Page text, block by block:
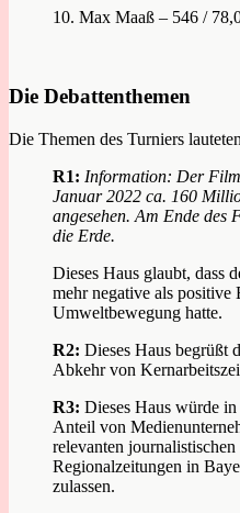
10. Max Maaß – 546 /
Die Debattenthemen
Die Themen des Turniers
R1: Information: Der
Januar 2022 ca. 160
angesehen. Am Ende des
die Erde.
Dieses Haus glaubt, dass
mehr negative als positive
Umweltbewegung hatte.
R2: Dieses Haus begrüßt
Abkehr von
R3: Dieses Haus würde
Anteil von
relevanten
Regionalzeitungen in
zulassen.